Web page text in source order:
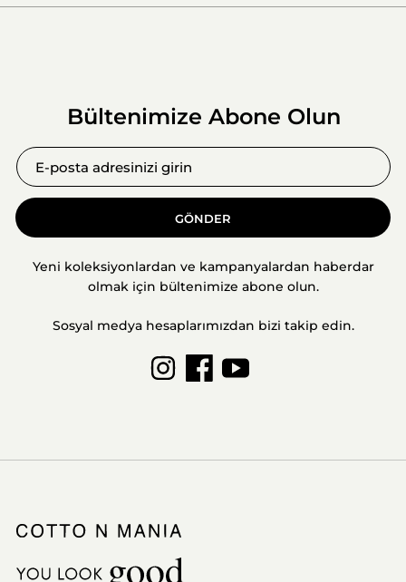
Bültenimize Abone Olun
GÖNDER
Yeni koleksiyonlardan ve kampanyalardan haberdar
olmak için bültenimize abone olun.
Sosyal medya hesaplarımızdan bizi takip edin.